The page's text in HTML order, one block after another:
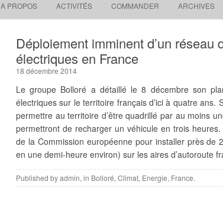
A PROPOS ACTIVITÉS COMMANDER ARCHIVES
Déploiement imminent d’un réseau
électriques en France
18 décembre 2014
Le groupe Bolloré a détaillé le 8 décembre son
électriques sur le territoire français d’ici à quatre
permettre au territoire d’être quadrillé par au moins
permettront de recharger un véhicule en trois
de la Commission européenne pour installer près de
en une demi-heure environ) sur les aires d’autoroute
Published byadmin, in Bolloré, Climat, Energie, France.